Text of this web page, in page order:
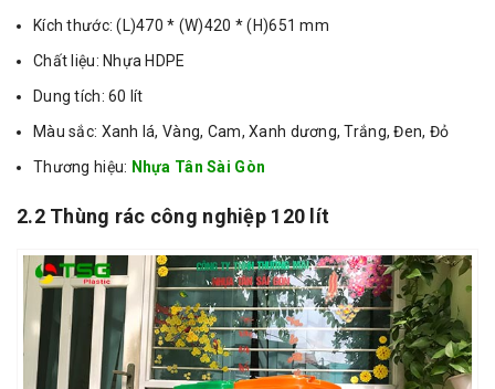
Kích thước: (L)470 * (W)420 * (H)651 mm
Chất liệu: Nhựa HDPE
Dung tích: 60 lít
Màu sắc: Xanh lá, Vàng, Cam, Xanh dương, Trắng, Đen, Đỏ
Thương hiệu: Nhựa Tân Sài Gòn
2.2 Thùng rác công nghiệp 120 lít